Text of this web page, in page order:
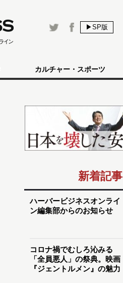
▶SP版
カルチャー・スポーツ
新着記事
ハーバービジネスオンライ
ン編集部からのお知らせ
コロナ禍でむしろ沁みる
「全員悪人」の祭典。映画
『ジェントルメン』の魅力